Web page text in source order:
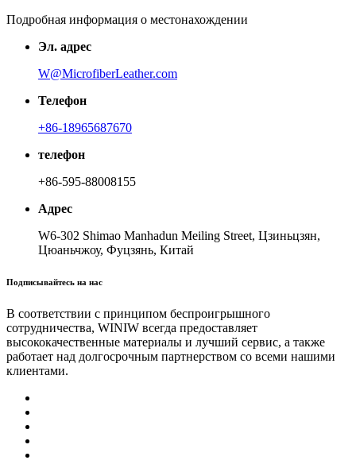
Подробная информация о местонахождении
Эл. адрес
W@MicrofiberLeather.com
Телефон
+86-18965687670
телефон
+86-595-88008155
Адрес
W6-302 Shimao Manhadun Meiling Street, Цзиньцзян,
Цюаньчжоу, Фуцзянь, Китай
Подписывайтесь на нас
В соответствии с принципом беспроигрышного
сотрудничества, WINIW всегда предоставляет
высококачественные материалы и лучший сервис, а также
работает над долгосрочным партнерством со всеми нашими
клиентами.